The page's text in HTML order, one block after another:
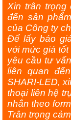
Xin trân trọng
đến sản
của Công ty
Để lấy báo
với mức giá
yêu cầu tư
liên quan
SHARI-LED,
thoại liên hệ
nhắn theo
Trân trọng